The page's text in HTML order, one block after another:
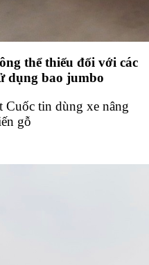
thể thiếu đối với các
dụng bao jumbo
tin dùng xe nâng
gỗ